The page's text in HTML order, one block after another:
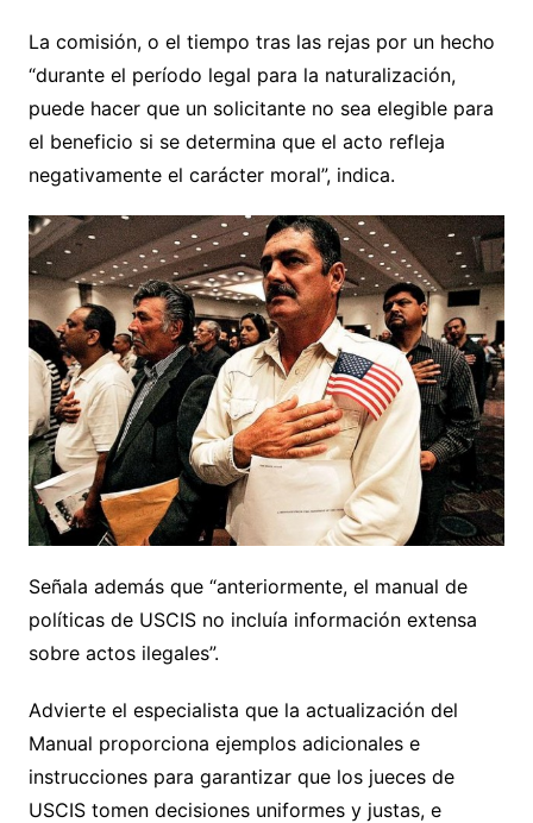
La comisión, o el tiempo tras las rejas por un hecho
“durante el período legal para la naturalización,
puede hacer que un solicitante no sea elegible para
el beneficio si se determina que el acto refleja
negativamente el carácter moral”, indica.
Señala además que “anteriormente, el manual de
políticas de USCIS no incluía información extensa
sobre actos ilegales”.
Advierte el especialista que la actualización del
Manual proporciona ejemplos adicionales e
instrucciones para garantizar que los jueces de
USCIS tomen decisiones uniformes y justas, e